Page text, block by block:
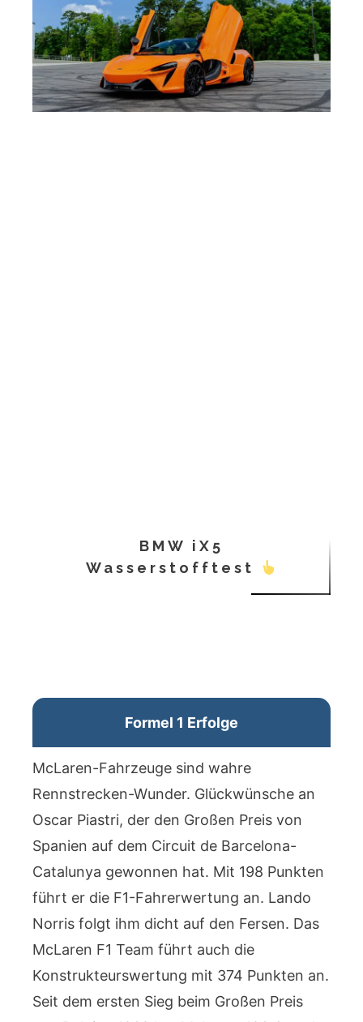
BMW iX5
Wasserstofftest
Formel 1 Erfolge
McLaren-Fahrzeuge sind wahre
Rennstrecken-Wunder. Glückwünsche an
Oscar Piastri, der den Großen Preis von
Spanien auf dem Circuit de Barcelona-
Catalunya gewonnen hat. Mit 198 Punkten
führt er die F1-Fahrerwertung an. Lando
Norris folgt ihm dicht auf den Fersen. Das
McLaren F1 Team führt auch die
Konstrukteurswertung mit 374 Punkten an.
Seit dem ersten Sieg beim Großen Preis